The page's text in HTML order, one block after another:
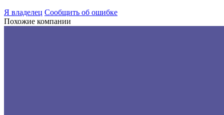
Я владелец Сообщить об ошибке
Похожие компании